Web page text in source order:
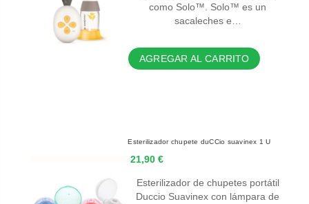
como Solo™. Solo™ es un
sacaleches e…
AGREGAR AL CARRITO
Esterilizador chupete duCCio suavinex 1 U
21,90 €
Esterilizador de chupetes portátil
Duccio Suavinex con lámpara de